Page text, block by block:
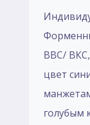
ВВС/
цвет
голубым